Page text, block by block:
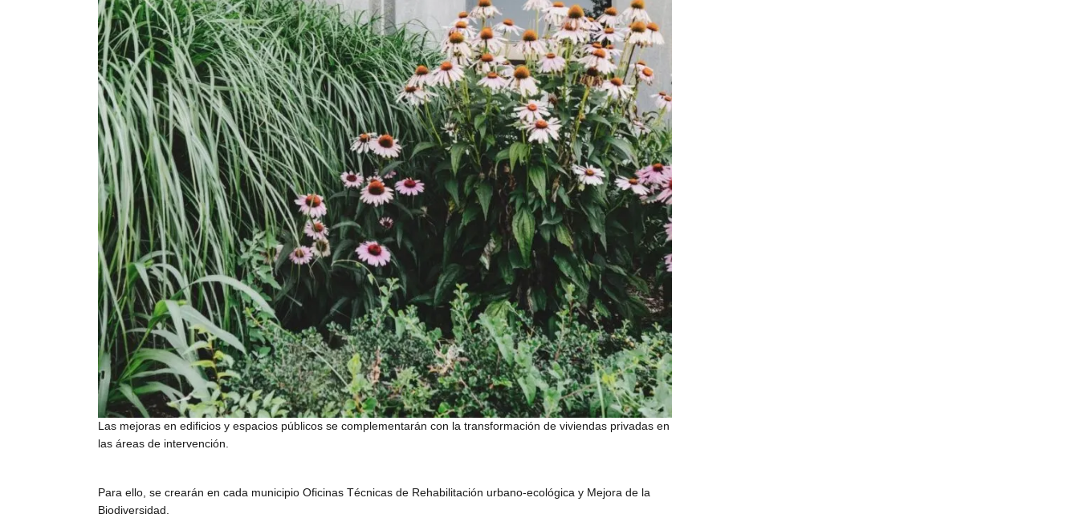
Las mejoras en edificios y espacios públicos se complementarán con la transformación de viviendas privadas en
las áreas de intervención.
Para ello, se crearán en cada municipio Oficinas Técnicas de Rehabilitación urbano-ecológica y Mejora de la
Biodiversidad.